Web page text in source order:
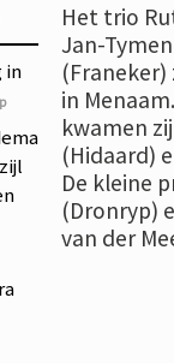
in
Het trio
Jan-
in
kwamen
(Hidaard)
De kleine
(Dronryp)
van der